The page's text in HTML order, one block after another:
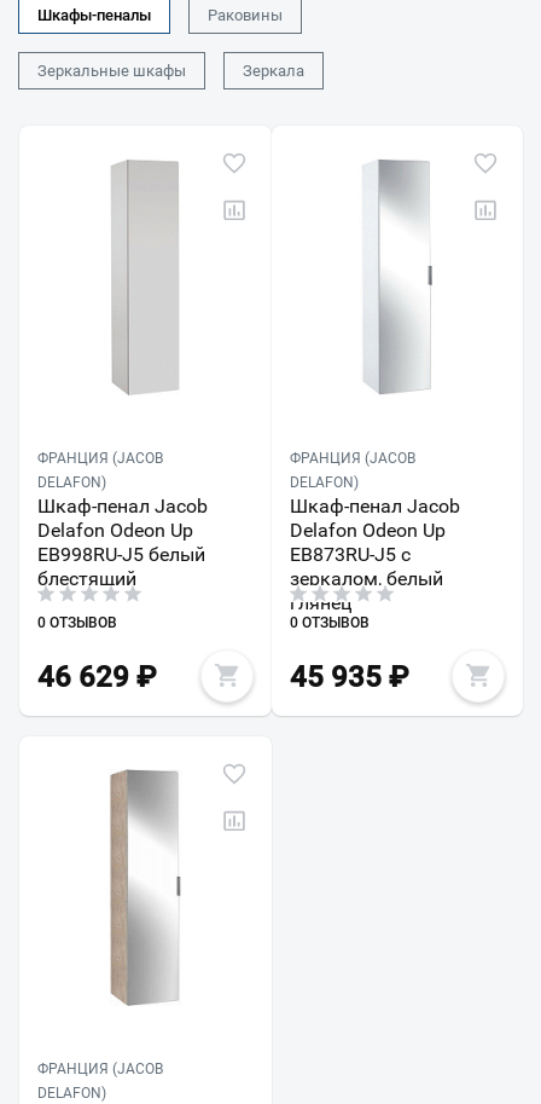
Шкафы-пеналы Раковины
Зеркальные шкафы Зеркала
ФРАНЦИЯ (JACOB
DELAFON)
Шкаф-пенал Jacob
Delafon Odeon Up
EB998RU-J5 белый
блестящий
0 ОТЗЫВОВ
46 629 ₽
ФРАНЦИЯ (JACOB
DELAFON)
Шкаф-пенал Jacob
Delafon Odeon Up
EB873RU-J5 с
зеркалом, белый
глянец
0 ОТЗЫВОВ
45 935₽
ФРАНЦИЯ (JACOB
DELAFON)